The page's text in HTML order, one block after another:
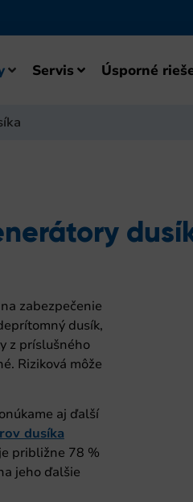
Servis Úsporné
zabezpečenie
dusík,
z príslušného
Riziková môže
aj ďalší
dusíka
približne 78 %
jeho ďalšie